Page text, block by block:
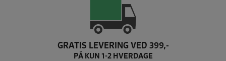
GRATIS LEVERING VED 399,-
PÅ KUN 1-2 HVERDAGE